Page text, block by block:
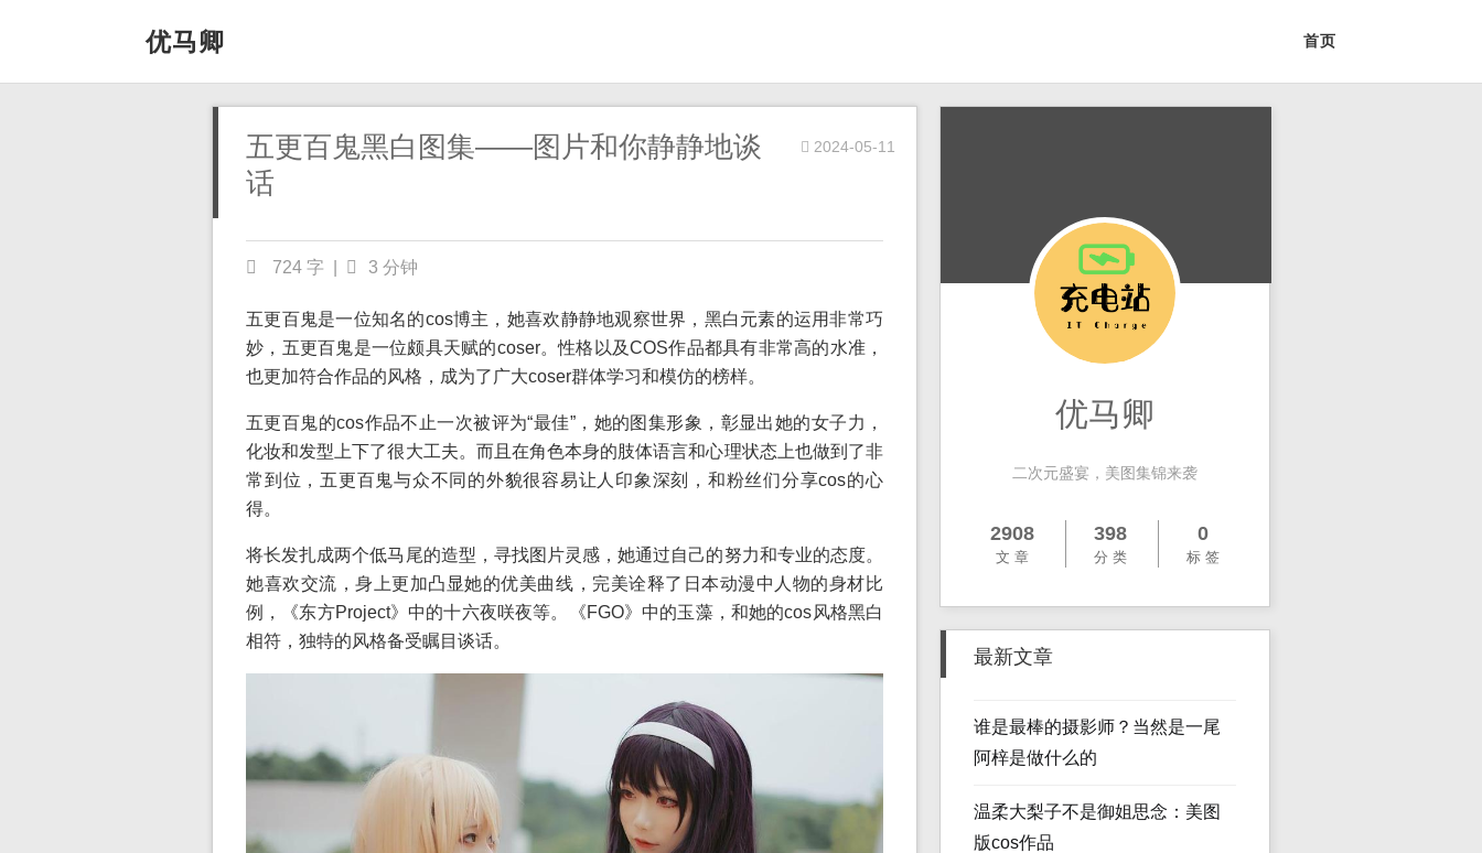
优马卿 首页
五更百鬼黑白图集——图片和你静静地谈
话
2024-05-11
724 字 3 分钟
五更百鬼是一位知名的cos博主，她喜欢静静地观察世界，黑白元素的运用非常巧
妙，五更百鬼是一位颇具天赋的coser。性格以及COS作品都具有非常高的水准，
也更加符合作品的风格，成为了广大coser群体学习和模仿的榜样。
五更百鬼的cos作品不止一次被评为“最佳”，她的图集形象，彰显出她的女子力，
化妆和发型上下了很大工夫。而且在角色本身的肢体语言和心理状态上也做到了非
常到位，五更百鬼与众不同的外貌很容易让人印象深刻，和粉丝们分享cos的心
得。
将长发扎成两个低马尾的造型，寻找图片灵感，她通过自己的努力和专业的态度。
她喜欢交流，身上更加凸显她的优美曲线，完美诠释了日本动漫中人物的身材比
例，《东方Project》中的十六夜咲夜等。《FGO》中的玉藻，和她的cos风格黑白
相符，独特的风格备受瞩目谈话。
优马卿
二次元盛宴，美图集锦来袭
2908
文 章
398
分 类
0
标 签
最新文章
谁是最棒的摄影师？当然是一尾
阿梓是做什么的
温柔大梨子不是御姐思念：美图
版cos作品